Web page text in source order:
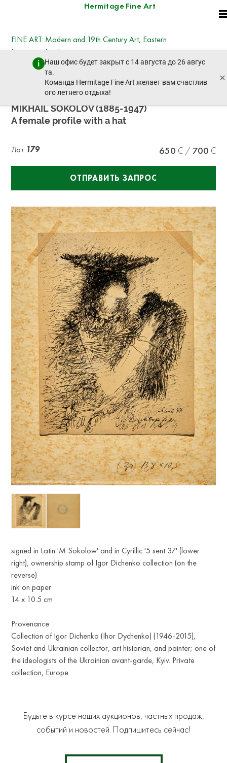
Hermitage Fine Art
Наш офис будет закрыт с 14 августа до 26 авгус
та.
Команда Hermitage Fine Art желает вам счастлив
ого летнего отдыха!
×
FINE ART: Modern and 19th Century Art, Eastern
European Art, Icons
четверг, 19 декабря 2024 г. - 14:30
пред. лот след. лот
MIKHAIL SOKOLOV (1885-1947)
A female profile with a hat
Лот 179 650 700
ОТПРАВИТЬ ЗАПРОС
signed in Latin 'M Sokolow' and in Cyrillic '5 sent 37' (lower
right), ownership stamp of Igor Dichenko collection (on the
reverse)
ink on paper
14 x 10.5 cm
Provenance:
Collection of Igor Dichenko (Ihor Dychenko) (1946-2015),
Soviet and Ukrainian collector, art historian, and painter; one of
the ideologists of the Ukrainian avant-garde, Kyiv. Private
collection, Europe
Будьте в курсе наших аукционов, частных продаж,
событий и новостей. Подпишитесь сейчас!